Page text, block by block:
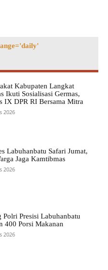
Kabupaten Langkat
Ikuti Sosialisasi Germas,
IX DPR RI Bersama Mitra
2026
Labuhanbatu Safari Jumat,
Jaga Kamtibmas
2026
Polri Presisi Labuhanbatu
400 Porsi Makanan
2026